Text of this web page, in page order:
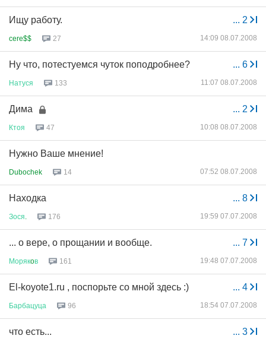
... 2
Ищу работу.
cere$$ 27 14:09 08.07.2008
... 6
Ну что, потестуемся чуток поподробнее?
Натуся 133 11:07 08.07.2008
... 2
Дима
Ктоя 47 10:08 08.07.2008
Нужно Ваше мнение!
Dubochek 14 07:52 08.07.2008
... 8
Находка
Зося 176 19:59 07.07.2008
... 7
... о вере, о прощании и вообще.
Морякoв 161 19:48 07.07.2008
... 4
El-koyote1.ru , поспорьте со мной здесь :)
Барбацуца 96 18:54 07.07.2008
... 3
что есть...